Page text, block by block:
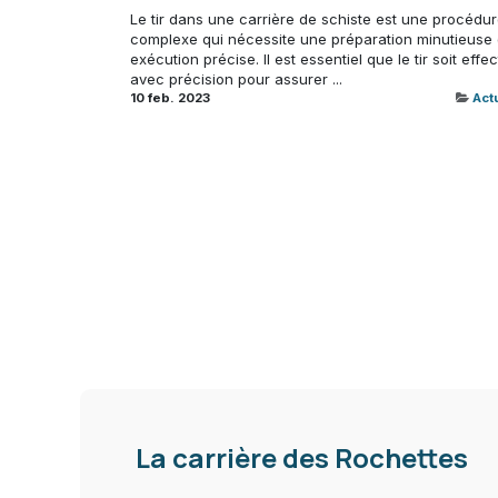
Le tir dans une carrière de schiste est une
complexe qui nécessite une préparation minutieuse
exécution précise. Il est essentiel que le tir soit
avec précision pour assurer ...
10 feb. 2023
La carrière des Rochettes